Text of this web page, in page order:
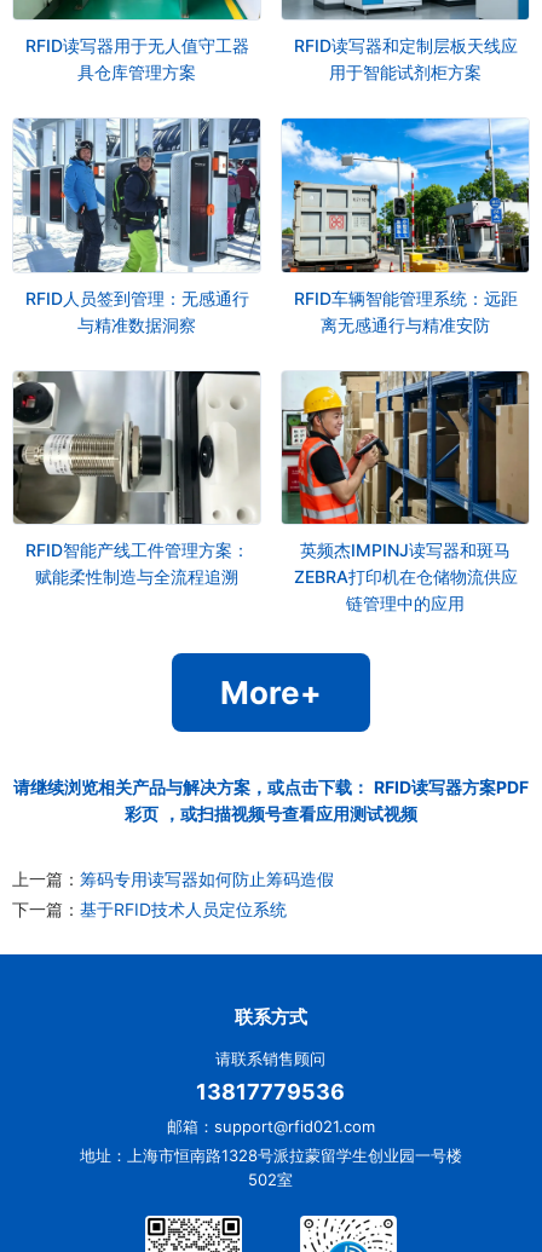
RFID读写器用于无人值守工器
具仓库管理方案
RFID读写器和定制层板天线应
用于智能试剂柜方案
RFID人员签到管理：无感通行
与精准数据洞察
RFID车辆智能管理系统：远距
离无感通行与精准安防
RFID智能产线工件管理方案：
赋能柔性制造与全流程追溯
英频杰IMPINJ读写器和斑马
ZEBRA打印机在仓储物流供应
链管理中的应用
More+
请继续浏览相关产品与解决方案，或点击下载： RFID读写器方案PDF
彩页 ，或扫描视频号查看应用测试视频
上一篇： 筹码专用读写器如何防止筹码造假
下一篇： 基于RFID技术人员定位系统
联系方式
请联系销售顾问
13817779536
邮箱：support@rfid021.com
地址：上海市恒南路1328号派拉蒙留学生创业园一号楼
502室